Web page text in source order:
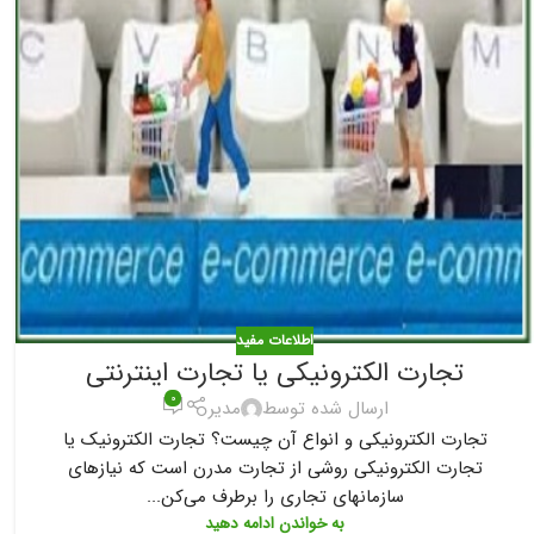
اطلاعات مفید
تجارت الکترونیکی یا تجارت اینترنتی
ارسال شده توسط مدیر ۰
تجارت الکترونیکی و انواع آن چیست؟ تجارت الکترونیک یا
تجارت الکترونیکی روشی از تجارت مدرن است که نیازهای
سازمانهای تجاری را برطرف می‌کن...
به خواندن ادامه دهید